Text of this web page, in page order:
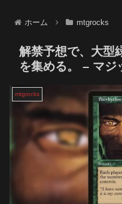
ホーム mtgrocks
解禁予想で、大型
を集める。 – マジ
mtgrocks